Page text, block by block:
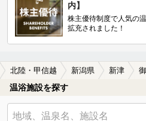
内】
株主優待制度で人気の
拡充されました！
北陸・甲信越 新潟県 新津
温浴施設を探す